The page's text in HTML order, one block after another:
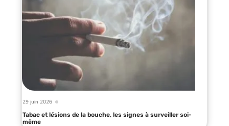
29 juin 2026
Tabac et lésions de la bouche, les signes à surveiller soi-
même